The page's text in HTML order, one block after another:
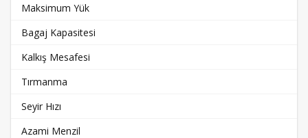
Maksimum Yük
Bagaj Kapasitesi
Kalkış Mesafesi
Tırmanma
Seyir Hızı
Azami Menzil